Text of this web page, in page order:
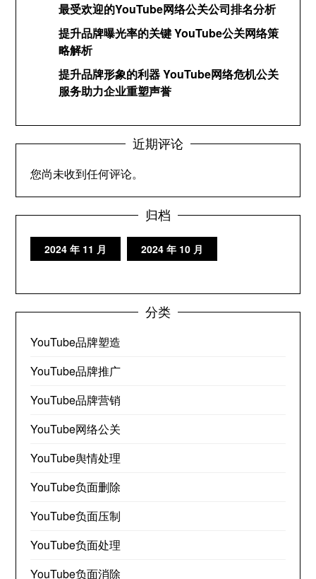
最受欢迎的YouTube网络公关公司排名分析
提升品牌曝光率的关键 YouTube公关网络策
略解析
提升品牌形象的利器 YouTube网络危机公关
服务助力企业重塑声誉
近期评论
您尚未收到任何评论。
归档
2024 年 11 月 2024 年 10 月
分类
YouTube品牌塑造
YouTube品牌推广
YouTube品牌营销
YouTube网络公关
YouTube舆情处理
YouTube负面删除
YouTube负面压制
YouTube负面处理
YouTube负面消除